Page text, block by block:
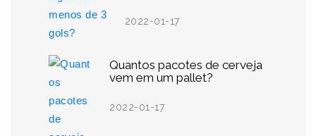
2022-01-17
Quantos pacotes de cerveja
vem em um pallet?
2022-01-17